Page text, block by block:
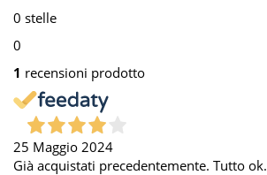
0 stelle
0
1 recensioni prodotto
25 Maggio 2024
Già acquistati precedentemente. Tutto ok.